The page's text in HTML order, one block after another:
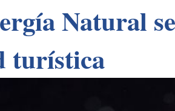
Natural
turística